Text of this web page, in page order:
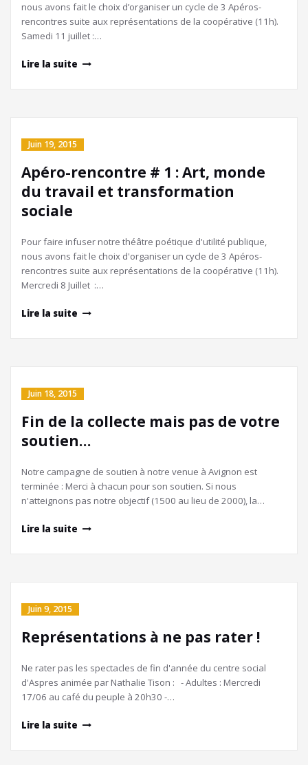
nous avons fait le choix d’organiser un cycle de 3 Apéros-
rencontres suite aux représentations de la coopérative (11h).
Samedi 11 juillet :…
Lire la suite
Juin 19, 2015
Apéro-rencontre # 1 : Art, monde
du travail et transformation
sociale
Pour faire infuser notre théâtre poétique d'utilité publique,
nous avons fait le choix d'organiser un cycle de 3 Apéros-
rencontres suite aux représentations de la coopérative (11h).
Mercredi 8 Juillet :…
Lire la suite
Juin 18, 2015
Fin de la collecte mais pas de votre
soutien…
Notre campagne de soutien à notre venue à Avignon est
terminée : Merci à chacun pour son soutien. Si nous
n'atteignons pas notre objectif (1500 au lieu de 2000), la…
Lire la suite
Juin 9, 2015
Représentations à ne pas rater !
Ne rater pas les spectacles de fin d'année du centre social
d'Aspres animée par Nathalie Tison : - Adultes : Mercredi
17/06 au café du peuple à 20h30 -…
Lire la suite